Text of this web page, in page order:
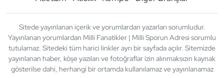
Sitede yayınlanan içerik ve yorumlardan yazarları sorumludur.
Yayınlanan yorumlardan Milli Fanatikler | Milli Sporun Adresi sorumlu
tutulamaz. Sitedeki tüm harici linkler ayrı bir sayfada açılır. Sitemizde
yayınlanan haber, köşe yazıları ve fotoğraflar izin alınmaksızın kaynak
gösterilse dahi, herhangi bir ortamda kullanılamaz ve yayınlanamaz